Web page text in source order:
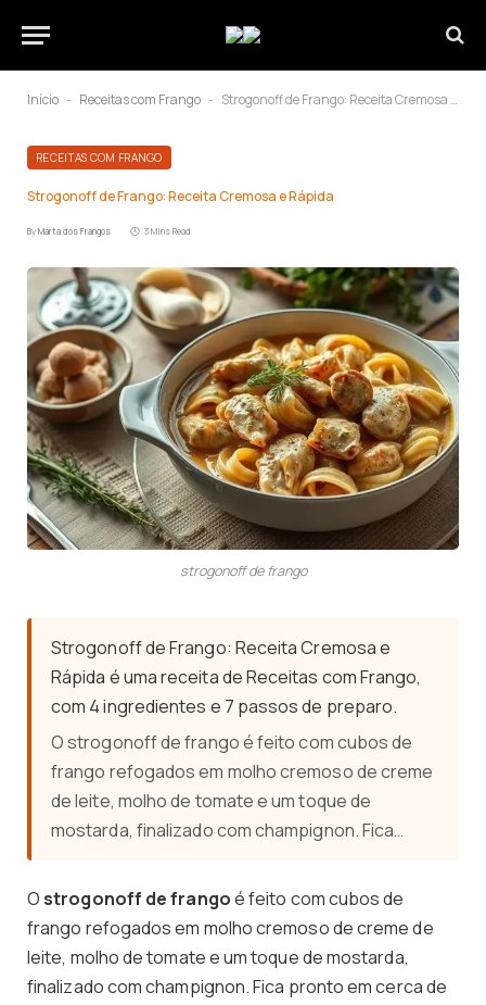
Início - Receitas com Frango - Strogonoff de Frango: Receita Cremosa e Rápida
RECEITAS COM FRANGO
Strogonoff de Frango: Receita Cremosa e Rápida
ByMarta dos Frangos 3 Mins Read
strogonoff de frango
Strogonoff de Frango: Receita Cremosa e
Rápida é uma receita de Receitas com Frango,
com 4 ingredientes e 7 passos de preparo.
O strogonoff de frango é feito com cubos de
frango refogados em molho cremoso de creme
de leite, molho de tomate e um toque de
mostarda, finalizado com champignon. Fica…
Ostrogonoff de frangoé feito com cubos de
frango refogados em molho cremoso de creme de
leite, molho de tomate e um toque de mostarda,
finalizado com champignon. Fica pronto em cerca de